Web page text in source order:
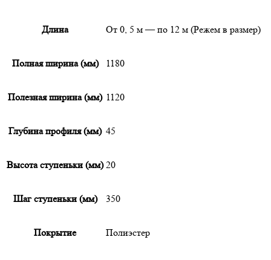
Длина От 0, 5 м — по 12 м (Режем в размер)
Полная ширина (мм) 1180
Полезная ширина (мм) 1120
Глубина профиля (мм) 45
Высота ступеньки (мм) 20
Шаг ступеньки (мм) 350
Покрытие Полиэстер